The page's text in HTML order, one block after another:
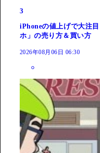
3
iPhoneの値上げで大注
ホ」の売り方＆買い方
2026年08月06日 06:30